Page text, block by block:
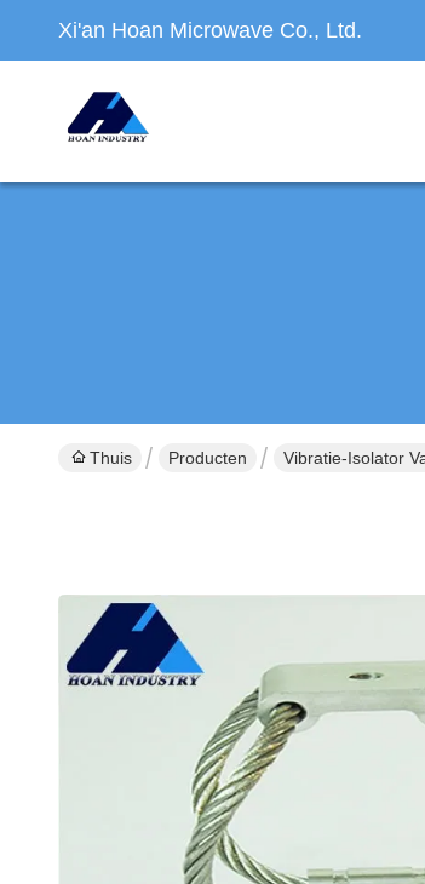
Xi'an Hoan Microwave Co., Ltd.
Thuis Producten Vibratie-Isolator